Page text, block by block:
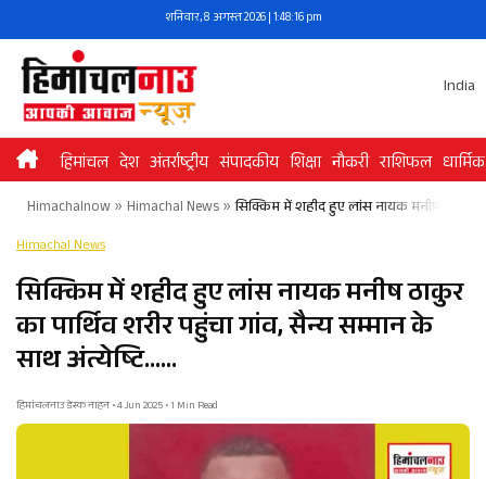
to
content
शनिवार, 8 अगस्त 2026 | 1:48:16 pm
India
हिमांचल देश अंतर्राष्ट्रीय संपादकीय शिक्षा नौकरी राशिफल धार्मिक
Himachalnow» Himachal News» सिक्किम में शहीद हुए लांस नायक मनीष ठाकुर
Himachal News
सिक्किम में शहीद हुए लांस नायक मनीष ठाकुर
का पार्थिव शरीर पहुंचा गांव, सैन्य सम्मान के
साथ अंत्येष्टि……
हिमांचलनाउ डेस्क नाहन • 4 Jun 2025 • 1 Min Read